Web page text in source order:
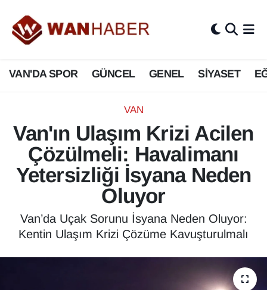
VAN'DA SPOR GÜNCEL GENEL SİYASET
VAN
Van'ın Ulaşım Krizi Acilen
Çözülmeli: Havalimanı
Yetersizliği İsyana Neden
Oluyor
Van’da Uçak Sorunu İsyana Neden Oluyor:
Kentin Ulaşım Krizi Çözüme Kavuşturulmalı
3.SAYFA
ASAYİŞ
BİLİM VE TEKNOLOJİ
Biyografi
Bölge Haberleri
Deprem
Dernekler, Odalar
Van Nöbetçi Eczaneler
Van Hava Durumu
Van Namaz Vakitleri
Van Trafik Yoğunluk Haritası
Süper Lig Puan Durumu ve Fikstür
Tüm Manşetler
Son Dakika Haberleri
Haber Arşivi